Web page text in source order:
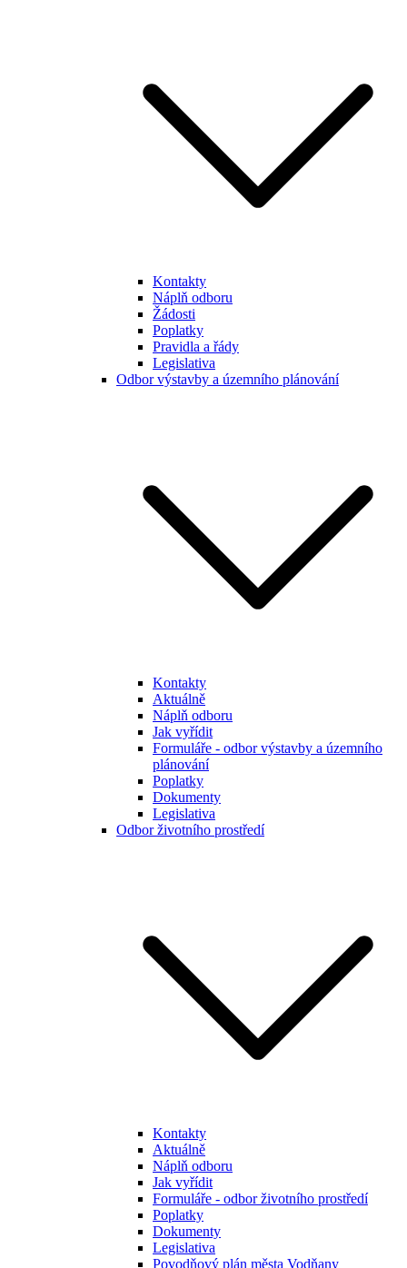
Kontakty
Náplň odboru
Žádosti
Poplatky
Pravidla a řády
Legislativa
Odbor výstavby a územního plánování
Kontakty
Aktuálně
Náplň odboru
Jak vyřídit
Formuláře - odbor výstavby a územního
plánování
Poplatky
Dokumenty
Legislativa
Odbor životního prostředí
Kontakty
Aktuálně
Náplň odboru
Jak vyřídit
Formuláře - odbor životního prostředí
Poplatky
Dokumenty
Legislativa
Povodňový plán města Vodňany